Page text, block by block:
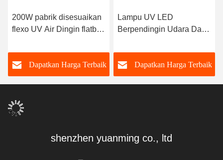
200W pabrik disesuaikan
flexo UV Air Dingin flatbed
pengeringan sistem
Dapatkan Harga Terbaik
Lampu UV LED
Berpendingin Udara Daya
Lampu UV Industri untuk
paparan sablon
Dapatkan Harga Terbaik
shenzhen yuanming co., ltd